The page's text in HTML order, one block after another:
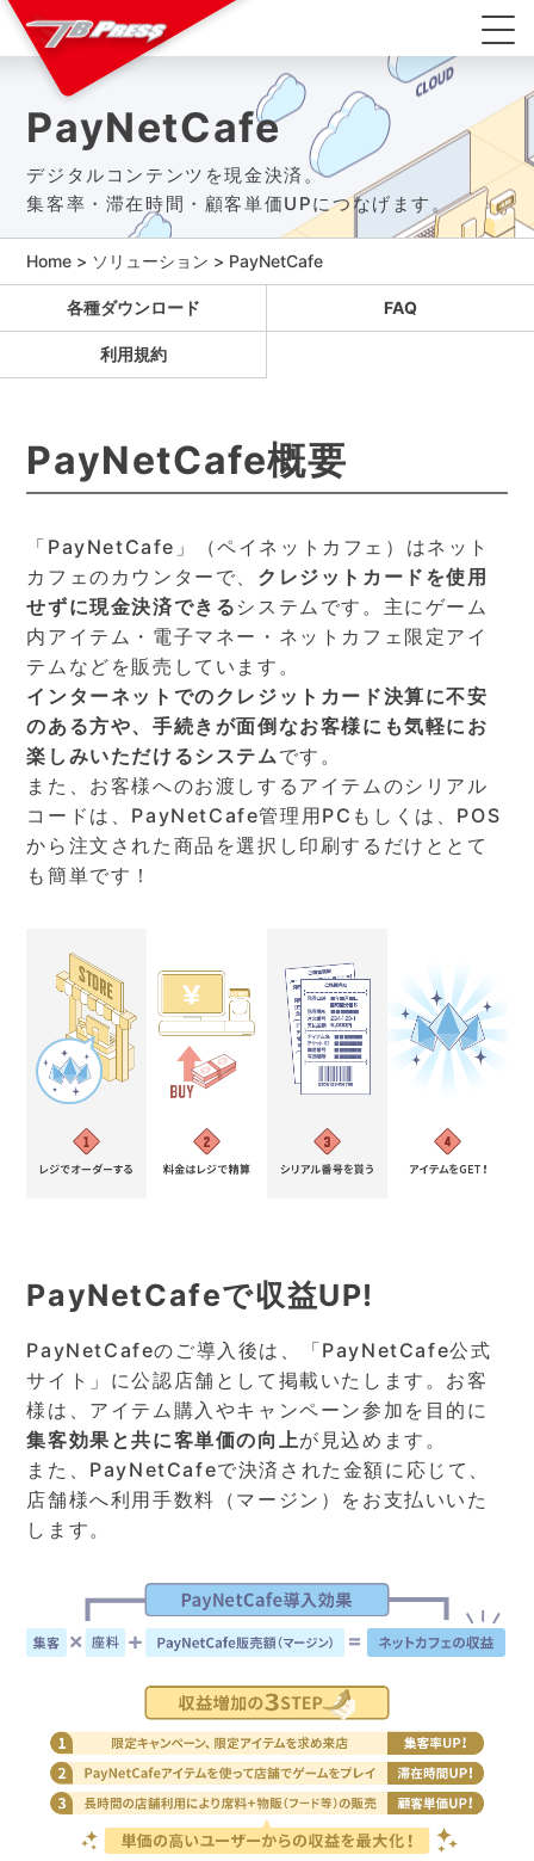
PayNetCafe
デジタルコンテンツを現金決済。
集客率・滞在時間・顧客単価UPにつなげます。
Home > ソリューション > PayNetCafe
各種ダウンロード FAQ
利用規約
PayNetCafe概要
「PayNetCafe」（ペイネットカフェ）はネット
カフェのカウンターで、 クレジットカードを使用
せずに現金決済できる システムです。主にゲーム
内アイテム・電子マネー・ネットカフェ限定アイ
テムなどを販売しています。
インターネットでのクレジットカード決算に不安
のある方や、手続きが面倒なお客様にも気軽にお
楽しみいただけるシステム です。
また、お客様へのお渡しするアイテムのシリアル
コードは、PayNetCafe管理用PCもしくは、POS
から注文された商品を選択し印刷するだけととて
も簡単です！
PayNetCafeで収益UP!
PayNetCafeのご導入後は、「PayNetCafe公式
サイト」に公認店舗として掲載いたします。お客
様は、アイテム購入やキャンペーン参加を目的に
集客効果と共に客単価の向上が見込めます。
また、PayNetCafeで決済された金額に応じて、
店舗様へ利用手数料（マージン）をお支払いいた
します。